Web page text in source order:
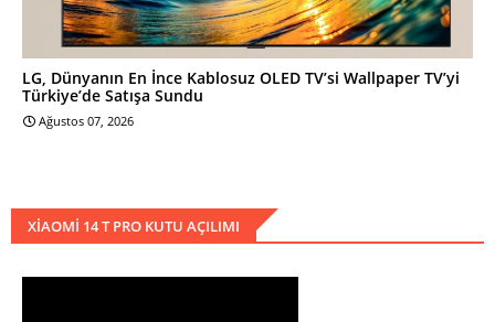
LG, Dünyanın En İnce Kablosuz OLED TV’si Wallpaper TV’yi
Türkiye’de Satışa Sundu
Ağustos 07, 2026
XIAOMI 14 T PRO KUTU AÇILIMI